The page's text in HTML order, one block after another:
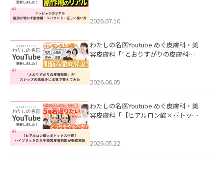
た。
2026.07.10
わたしの名医Youtube めぐ皮膚科・美
容皮膚科「”とおりすがりの皮膚科
2026.06.05
わたしの名医Youtube めぐ皮膚科・美
容皮膚科「【ヒアルロン酸×ボトック
た。
2026.05.22